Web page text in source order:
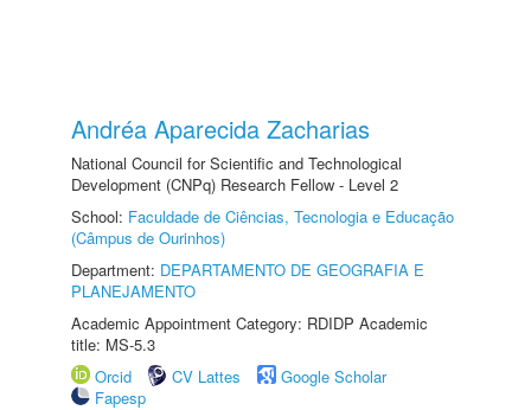
Andréa Aparecida Zacharias
National Council for Scientific and Technological
Development (CNPq) Research Fellow - Level 2
School: Faculdade de Ciências, Tecnologia e Educação
(Câmpus de Ourinhos)
Department: DEPARTAMENTO DE GEOGRAFIA E
PLANEJAMENTO
Academic Appointment Category: RDIDP Academic
title: MS-5.3
Orcid
CV Lattes
Google Scholar
Fapesp